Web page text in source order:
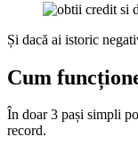
Și dacă ai istoric
Cum
În doar 3 pași simpli
record.